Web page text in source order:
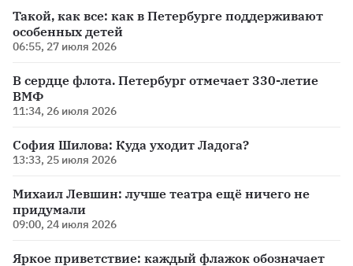
Такой, как все: как в Петербурге поддерживают
особенных детей
06:55, 27 июля 2026
В сердце флота. Петербург отмечает 330-летие
ВМФ
11:34, 26 июля 2026
София Шилова: Куда уходит Ладога?
13:33, 25 июля 2026
Михаил Левшин: лучше театра ещё ничего не
придумали
09:00, 24 июля 2026
Яркое приветствие: каждый флажок обозначает